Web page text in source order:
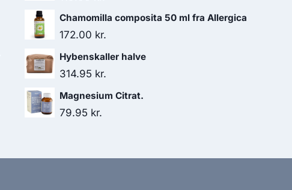
Chamomilla composita 50 ml fra Allergica
172.00 kr.
Hybenskaller halve
314.95 kr.
Magnesium Citrat.
79.95 kr.